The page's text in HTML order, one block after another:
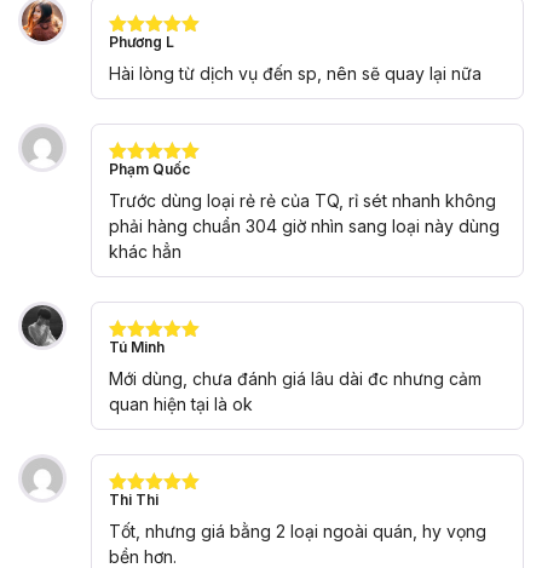
Được xếp
hạng
sao
Phương L
Hài lòng từ dịch vụ đến sp, nên sẽ quay lại nữa
Được xếp
hạng
5
sao
Phạm Quốc
Trước dùng loại rẻ rẻ của TQ, rỉ sét nhanh không
phải hàng chuẩn 304 giờ nhìn sang loại này dùng
khác hẳn
Được xếp
hạng5
sao
Tú Minh
Mới dùng, chưa đánh giá lâu dài đc nhưng cảm
quan hiện tại là ok
Được xếp
hạng
5 5
sao
Thi Thi
Tốt, nhưng giá bằng 2 loại ngoài quán, hy vọng
bền hơn.